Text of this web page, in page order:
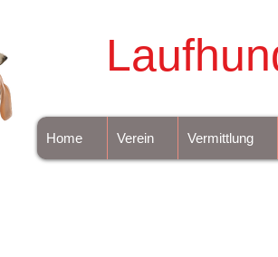
Home Verein Vermittlung